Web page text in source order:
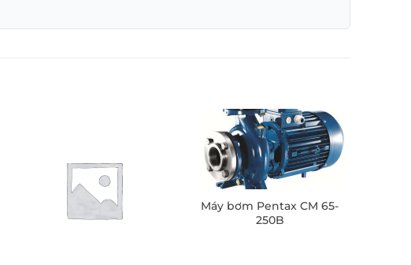
Máy bơm Pentax CM 65-
250B